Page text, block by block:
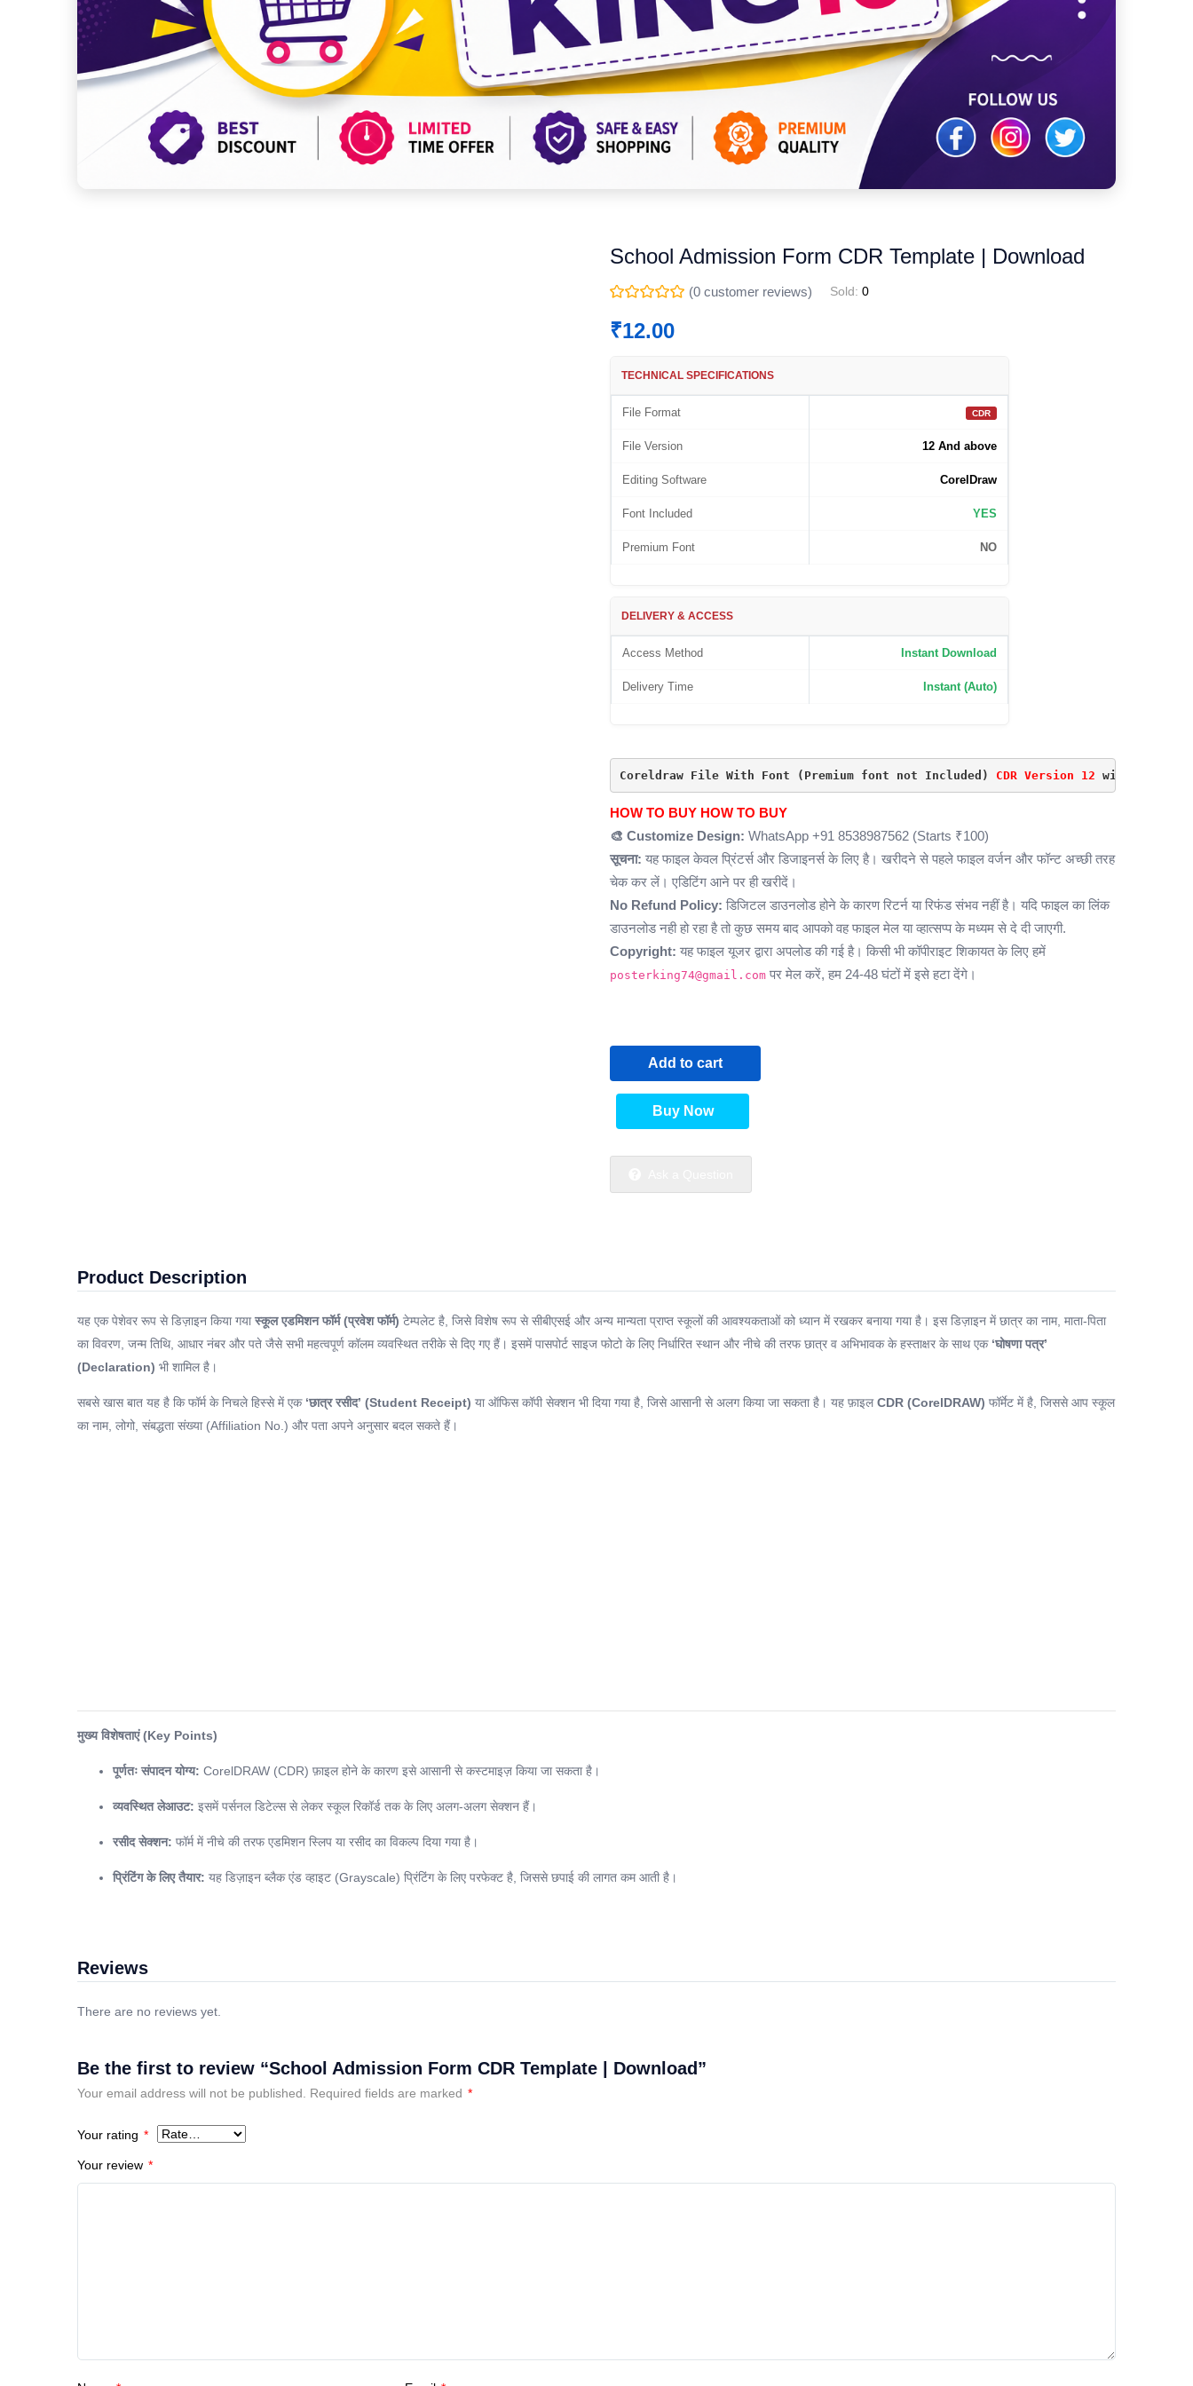
School Admission Form CDR Template | Download
(0 customer reviews) Sold: 0
₹12.00
TECHNICAL SPECIFICATIONS
File Format CDR
File Version 12 And above
Editing Software CorelDraw
Font Included YES
Premium Font NO
DELIVERY & ACCESS
Access Method Instant Download
Delivery Time Instant (Auto)
Coreldraw File With Font (Premium font not Included) CDR Version 12 with Font
HOW TO BUY HOW TO BUY
🎨 Customize Design: WhatsApp +91 8538987562 (Starts ₹100)
सूचना: यह फाइल केवल प्रिंटर्स और डिजाइनर्स के लिए है। खरीदने से पहले फाइल वर्जन और फॉन्ट अच्छी तरह
चेक कर लें। एडिटिंग आने पर ही खरीदें।
No Refund Policy: डिजिटल डाउनलोड होने के कारण रिटर्न या रिफंड संभव नहीं है। यदि फाइल का लिंक
डाउनलोड नही हो रहा है तो कुछ समय बाद आपको वह फाइल मेल या व्हात्सप्प के मध्यम से दे दी जाएगी.
Copyright: यह फाइल यूजर द्वारा अपलोड की गई है। किसी भी कॉपीराइट शिकायत के लिए हमें
posterking74@gmail.com पर मेल करें, हम 24-48 घंटों में इसे हटा देंगे।
Add to cart
Buy Now
Product Description
यह एक पेशेवर रूप से डिज़ाइन किया गयास्कूल एडमिशन फॉर्म (प्रवेश फॉर्म) टेम्पलेट है, जिसे विशेष रूप से सीबीएसई और अन्य मान्यता प्राप्त स्कूलों की आवश्यकताओं को ध्यान में रखकर बनाया गया है। इस डिज़ाइन में छात्र का नाम, माता-पिता
का विवरण, जन्म तिथि, आधार नंबर और पते जैसे सभी महत्वपूर्ण कॉलम व्यवस्थित तरीके से दिए गए हैं। इसमें पासपोर्ट साइज फोटो के लिए निर्धारित स्थान और नीचे की तरफ छात्र व अभिभावक के हस्ताक्षर के साथ एक ‘घोषणा पत्र’
(Declaration) भी शामिल है।
सबसे खास बात यह है कि फॉर्म के निचले हिस्से में एक ‘छात्र रसीद’ (Student Receipt) या ऑफिस कॉपी सेक्शन भी दिया गया है, जिसे आसानी से अलग किया जा सकता है। यह फ़ाइलCDR (CorelDRAW) फॉर्मेट में है, जिससे आप स्कूल
का नाम, लोगो, संबद्धता संख्या (Affiliation No.) और पता अपने अनुसार बदल सकते हैं।
मुख्य विशेषताएं (Key Points)
पूर्णतः संपादन योग्य: CorelDRAW (CDR) फ़ाइल होने के कारण इसे आसानी से कस्टमाइज़ किया जा सकता है।
व्यवस्थित लेआउट: इसमें पर्सनल डिटेल्स से लेकर स्कूल रिकॉर्ड तक के लिए अलग-अलग सेक्शन हैं।
रसीद सेक्शन: फॉर्म में नीचे की तरफ एडमिशन स्लिप या रसीद का विकल्प दिया गया है।
प्रिंटिंग के लिए तैयार: यह डिज़ाइन ब्लैक एंड व्हाइट (Grayscale) प्रिंटिंग के लिए परफेक्ट है, जिससे छपाई की लागत कम आती है।
Reviews
There are no reviews yet.
Be the first to review “School Admission Form CDR Template | Download”
Your email address will not be published. Required fields are marked *
Your rating *
Your review *